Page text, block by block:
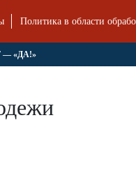
Политика в области
«ДА!»